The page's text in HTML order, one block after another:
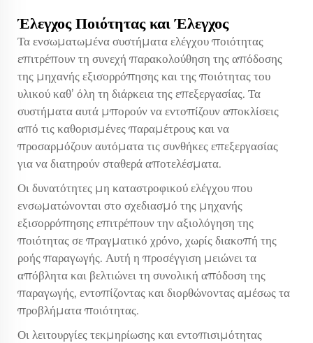
Έλεγχος Ποιότητας και Έλεγχος
Τα ενσωματωμένα συστήματα ελέγχου ποιότητας
επιτρέπουν τη συνεχή παρακολούθηση της απόδοσης
της μηχανής εξισορρόπησης και της ποιότητας του
υλικού καθ’ όλη τη διάρκεια της επεξεργασίας. Τα
συστήματα αυτά μπορούν να εντοπίζουν αποκλίσεις
από τις καθορισμένες παραμέτρους και να
προσαρμόζουν αυτόματα τις συνθήκες επεξεργασίας
για να διατηρούν σταθερά αποτελέσματα.
Οι δυνατότητες μη καταστροφικού ελέγχου που
ενσωματώνονται στο σχεδιασμό της μηχανής
εξισορρόπησης επιτρέπουν την αξιολόγηση της
ποιότητας σε πραγματικό χρόνο, χωρίς διακοπή της
ροής παραγωγής. Αυτή η προσέγγιση μειώνει τα
απόβλητα και βελτιώνει τη συνολική απόδοση της
παραγωγής, εντοπίζοντας και διορθώνοντας αμέσως τα
προβλήματα ποιότητας.
Οι λειτουργίες τεκμηρίωσης και εντοπισιμότητας